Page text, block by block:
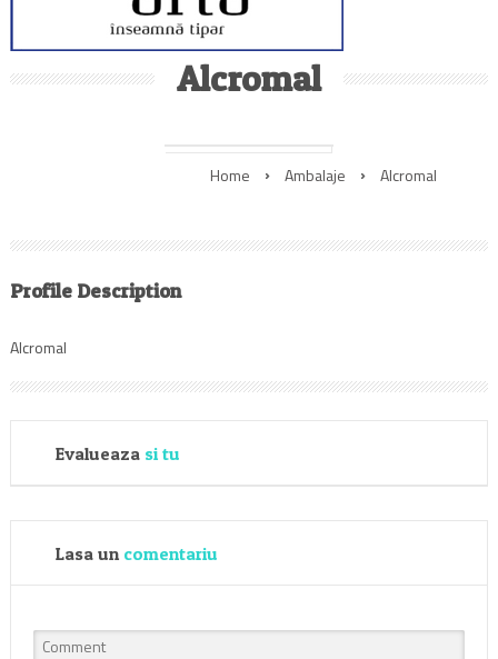
Alcromal
Home Ambalaje Alcromal
Profile Description
Alcromal
Evalueaza si tu
Lasa un comentariu